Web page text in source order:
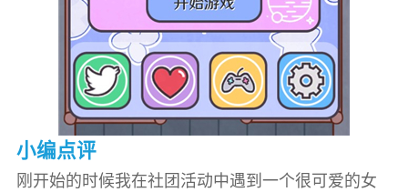
小编点评
刚开始的时候我在社团活动中遇到一个很可爱的女